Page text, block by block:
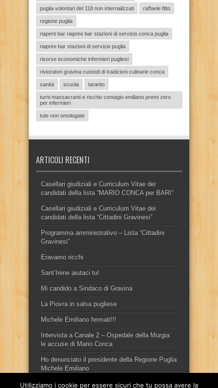
puglia volontari del 118 non internalizzati raffaele fitto
regione puglia
riaperti bar riaprire bar stazioni di servizio conca puglia
riaprire bar stazioni di servizio puglia
risorse economiche infermieri pugliesi
ristoratori gravina custodi di tradizioni culinarie conca
sanità scuola taranto
turni massacranti e rischio contagio emiliano premi zero
per infermieri
tute non omologate
ARTICOLI RECENTI
Casellari giudiziali e Curriculum Vitae dei
candidati della lista “MARIO CONCA per BARI”
Casellari giudiziali e Curriculum Vitae dei
candidati della lista “Cittadini Gravinesi”
Programma amministrativo – Lista “Cittadini
Gravinesi”
Eravamo ricchi
Sant’Irene aiutaci tu!
Mi candido a Sindaco di Gravina
La Piovra in salsa pugliese
Michele Emiliano fermati!!!
Intervista a Canale 2 – Ospedale della Murgia:
le accuse di Mario Conca
Ho denunciato il presidente della Regione Puglia
Michele Emiliano
Utilizziamo i cookie per essere sicuri che tu possa avere la